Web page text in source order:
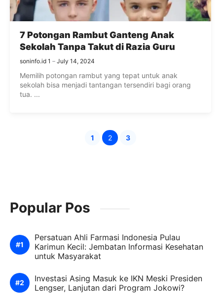
7 Potongan Rambut Ganteng Anak
Sekolah Tanpa Takut di Razia Guru
soninfo.id 1 July 14, 2024
Memilih potongan rambut yang tepat untuk anak
sekolah bisa menjadi tantangan tersendiri bagi orang
tua. ...
Page
1 Page
2 3
Popular Pos
Persatuan Ahli Farmasi Indonesia Pulau
Karimun Kecil: Jembatan Informasi Kesehatan
untuk Masyarakat
Investasi Asing Masuk ke IKN Meski Presiden
Lengser, Lanjutan dari Program Jokowi?